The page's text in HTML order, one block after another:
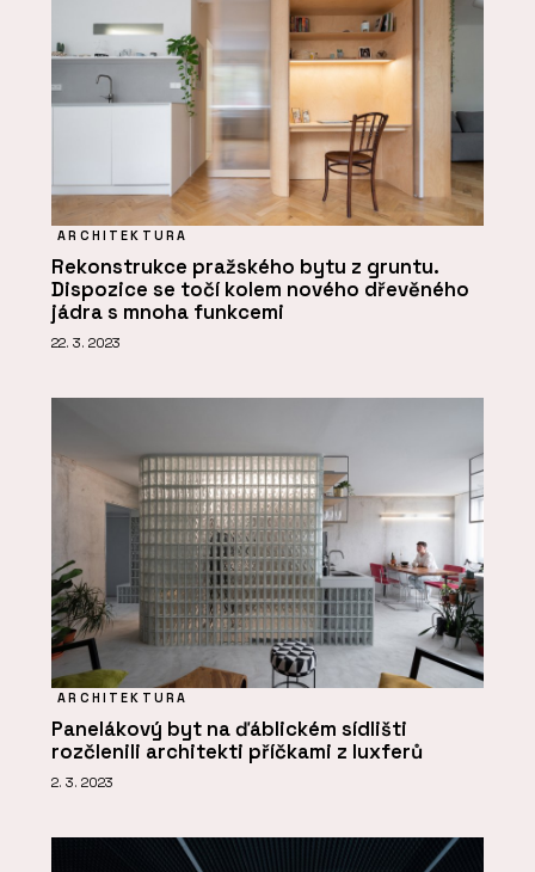
ARCHITEKTURA
Rekonstrukce pražského bytu z gruntu.
Dispozice se točí kolem nového dřevěného
jádra s mnoha funkcemi
22. 3. 2023
ARCHITEKTURA
Panelákový byt na ďáblickém sídlišti
rozčlenili architekti příčkami z luxferů
2. 3. 2023